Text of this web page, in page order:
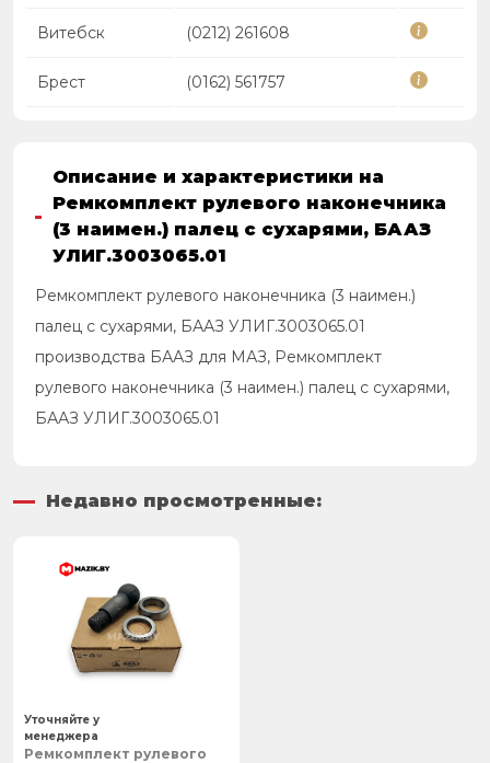
Витебск (0212) 261608
Брест (0162) 561757
Описание и характеристики на
Ремкомплект рулевого наконечника
(3 наимен.) палец с сухарями, БААЗ
УЛИГ.3003065.01
Ремкомплект рулевого наконечника (3 наимен.)
палец с сухарями, БААЗ УЛИГ.3003065.01
производства БААЗ для МАЗ, Ремкомплект
рулевого наконечника (3 наимен.) палец с сухарями,
БААЗ УЛИГ.3003065.01
Недавно просмотренные:
Ремкомплект рулевого
Уточняйте у
менеджера